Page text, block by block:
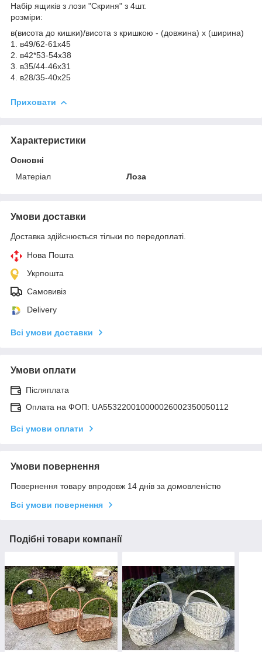
Набір ящиків з лози "Скриня" з 4шт.
розміри:
в(висота до кишки)/висота з кришкою - (довжина) х (ширина)
1. в49/62-61х45
2. в42*53-54х38
3. в35/44-46х31
4. в28/35-40х25
Приховати
Характеристики
Основні
Матеріал
Лоза
Умови доставки
Доставка здійснюється тільки по передоплаті.
Нова Пошта
Укрпошта
Самовивіз
Delivery
Всі умови доставки
Умови оплати
Післяплата
Оплата на ФОП: UA553220010000026002350050112
Всі умови оплати
Умови повернення
Повернення товару впродовж 14 днів за домовленістю
Всі умови повернення
Подібні товари компанії